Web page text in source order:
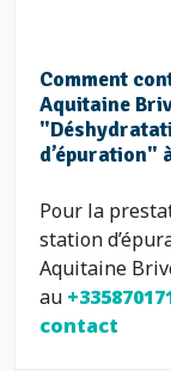
Comment
Aquitaine
d’épuration"
Pour la
station
Aquitaine
au
contact